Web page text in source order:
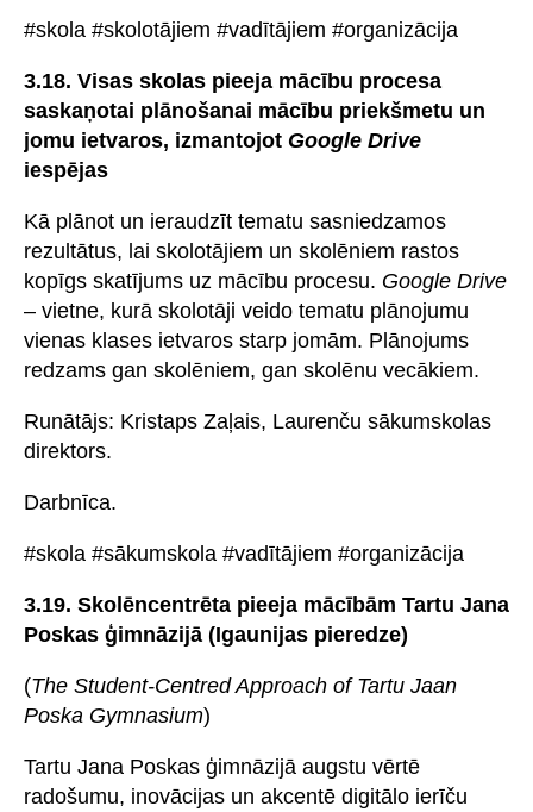
#skola #skolotājiem #vadītājiem #organizācija
3.18. Visas skolas pieeja mācību procesa
saskaņotai plānošanai mācību priekšmetu un
jomu ietvaros, izmantojot Google Drive
iespējas
Kā plānot un ieraudzīt tematu sasniedzamos
rezultātus, lai skolotājiem un skolēniem rastos
kopīgs skatījums uz mācību procesu. Google Drive
– vietne, kurā skolotāji veido tematu plānojumu
vienas klases ietvaros starp jomām. Plānojums
redzams gan skolēniem, gan skolēnu vecākiem.
Runātājs: Kristaps Zaļais, Laurenču sākumskolas
direktors.
Darbnīca.
#skola #sākumskola #vadītājiem #organizācija
3.19. Skolēncentrēta pieeja mācībām Tartu Jana
Poskas ģimnāzijā (Igaunijas pieredze)
(The Student-Centred Approach of Tartu Jaan
Poska Gymnasium)
Tartu Jana Poskas ģimnāzijā augstu vērtē
radošumu, inovācijas un akcentē digitālo ierīču